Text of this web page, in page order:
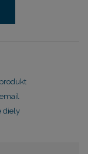
diely